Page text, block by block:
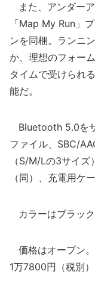
また、アンダー
「Map My Run」
ンを同梱。ランニ
か、理想のフォー
タイムで受けられ
能だ。
Bluetooth 5.0を
ファイル、SBC/
（S/M/Lの3サイ
（同）、充電用ケ
カラーはブラック
価格はオープン
1万7800円（税別）